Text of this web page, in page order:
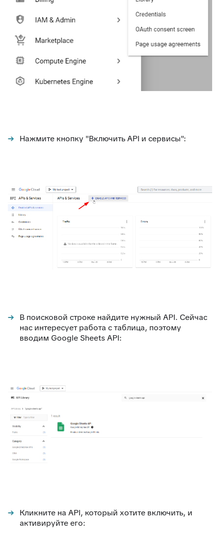
Нажмите кнопку "Включить API и сервисы":
В поисковой строке найдите нужный API. Сейчас
нас интересует работа с таблица, поэтому
вводим Google Sheets API:
Кликните на API, который хотите включить, и
активируйте его: